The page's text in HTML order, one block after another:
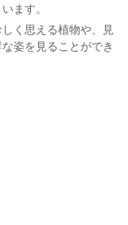
ます。
く思える植物や、見
姿を見ることができ